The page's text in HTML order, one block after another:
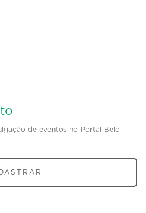
de eventos no Portal Belo